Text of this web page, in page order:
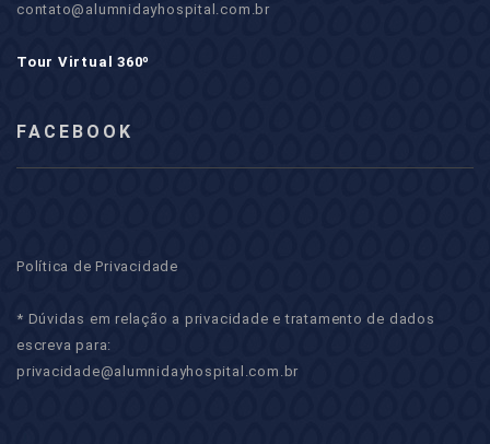
contato@alumnidayhospital.com.br
Tour Virtual 360º
FACEBOOK
Política de Privacidade
* Dúvidas em relação a privacidade e tratamento de dados
escreva para:
privacidade@alumnidayhospital.com.br